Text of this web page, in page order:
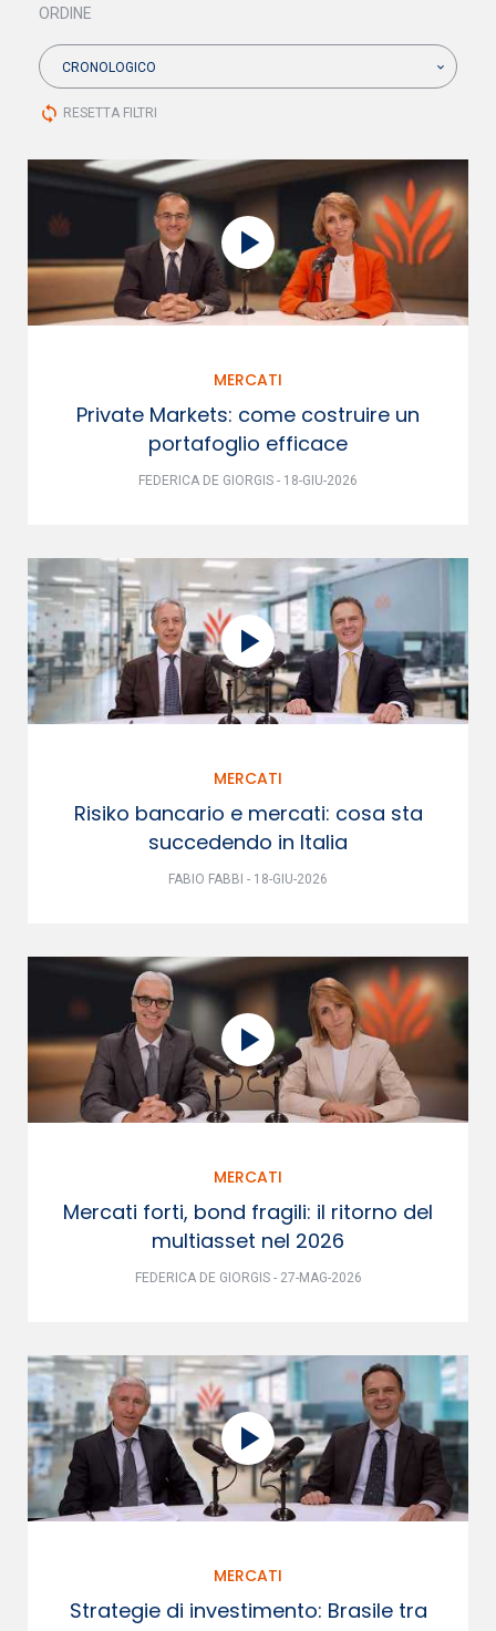
ORDINE
CRONOLOGICO
sync RESETTA FILTRI
MERCATI
Private Markets: come costruire un
portafoglio efficace
FEDERICA DE GIORGIS - 18-GIU-2026
MERCATI
Risiko bancario e mercati: cosa sta
succedendo in Italia
FABIO FABBI - 18-GIU-2026
MERCATI
Mercati forti, bond fragili: il ritorno del
multiasset nel 2026
FEDERICA DE GIORGIS - 27-MAG-2026
MERCATI
Strategie di investimento: Brasile tra